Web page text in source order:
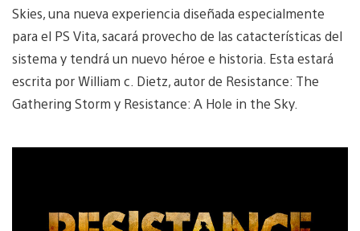
Skies, una nueva experiencia diseñada especialmente
para el PS Vita, sacará provecho de las catacterísticas del
sistema y tendrá un nuevo héroe e historia. Esta estará
escrita por William c. Dietz, autor de Resistance: The
Gathering Storm y Resistance: A Hole in the Sky.